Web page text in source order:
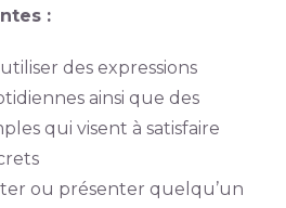
:
des expressions
ainsi que des
qui visent à satisfaire
ou présenter quelqu’un